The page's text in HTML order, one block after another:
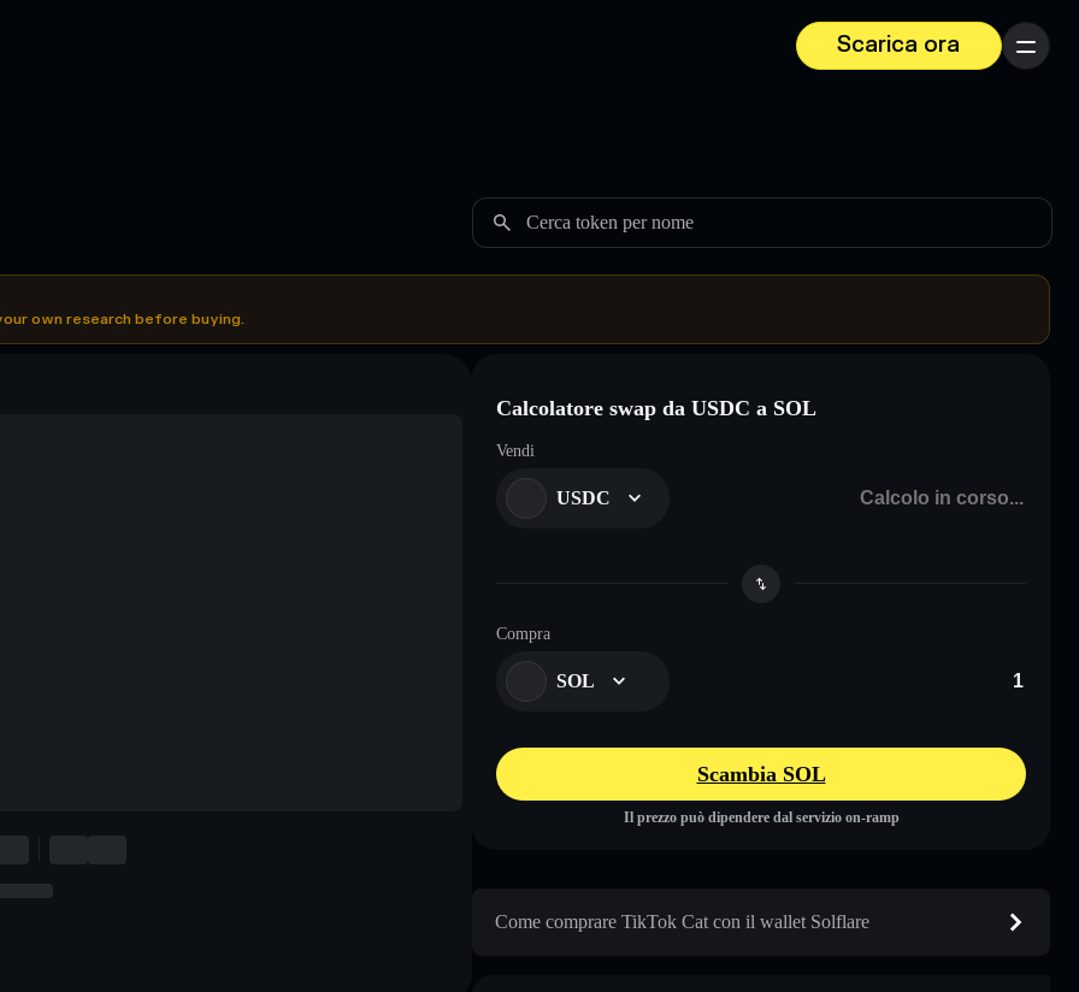
Scarica ora
Menu
Cerca token per nome
own research before buying.
Calcolatore swap da USDC a SOL
Vendi
USDC
Compra
SOL
Scambia SOL
Il prezzo può dipendere dal servizio on-ramp
Come comprare TikTok Cat con il wallet Solflare